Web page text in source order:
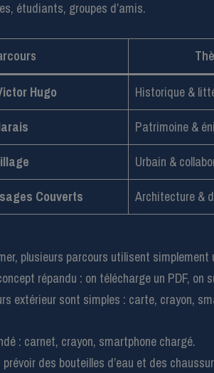
étudiants, groupes d’amis.
Hugo Historique &
Patrimoine &
Urbain &
Couverts
Architecture &
plusieurs parcours utilisent
répandu : on télécharge un PDF,
extérieur sont simples : carte, crayon,
: carnet, crayon, smartphone chargé.
des bouteilles d’eau et des